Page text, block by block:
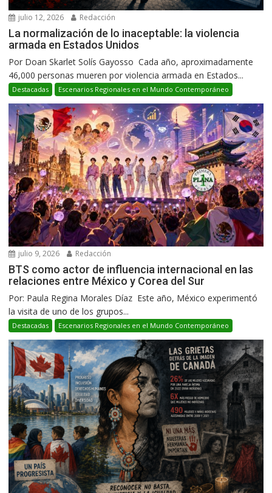
julio 12, 2026 Redacción
La normalización de lo inaceptable: la violencia
armada en Estados Unidos
Por Doan Skarlet Solís Gayosso Cada año, aproximadamente
46,000 personas mueren por violencia armada en Estados...
Destacadas Escenarios Regionales en el Mundo Contemporáneo
julio 9, 2026 Redacción
BTS como actor de influencia internacional en las
relaciones entre México y Corea del Sur
Por: Paula Regina Morales Díaz Este año, México experimentó
la visita de uno de los grupos...
Destacadas Escenarios Regionales en el Mundo Contemporáneo